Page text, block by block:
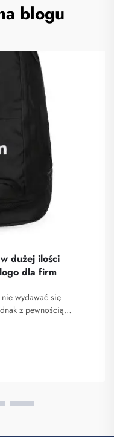
blogu
dużej ilości
dla firm
wydawać się
z pewnością
masowe zamówienia
marki. Wiesz,